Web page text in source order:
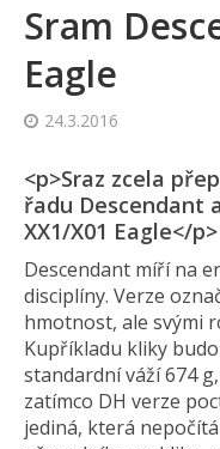
Sram
Eagle
24.3.2016
<p>Sraz zcela
řadu Descendant
XX1/X01 Eagle</p>
Descendant míří na
disciplíny. Verze
hmotnost, ale svými
Kupříkladu kliky
standardní váží 674
zatímco DH verze
jediná, která